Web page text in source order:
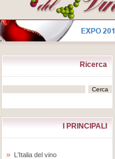
Ricerca
I PRINCIPALI
L'Italia del vino